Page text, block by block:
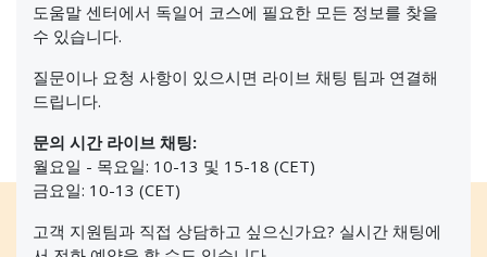
도움말 센터에서 독일어 코스에 필요한 모든 정보를 찾을
수 있습니다.
질문이나 요청 사항이 있으시면 라이브 채팅 팀과 연결해
드립니다.
문의 시간 라이브 채팅:
월요일 - 목요일: 10-13 및 15-18 (CET)
금요일: 10-13 (CET)
고객 지원팀과 직접 상담하고 싶으신가요? 실시간 채팅에